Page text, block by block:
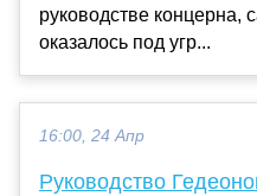
руководстве концерна,
оказалось под угр...
16:00, 24 Апр
Руководство